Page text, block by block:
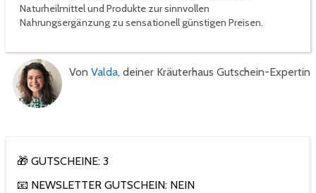
Naturheilmittel und Produkte zur sinnvollen
Nahrungsergänzung zu sensationell günstigen Preisen.
Von Valda, deiner Kräuterhaus Gutschein-Expertin
🎁 GUTSCHEINE: 3
📧 NEWSLETTER GUTSCHEIN: NEIN